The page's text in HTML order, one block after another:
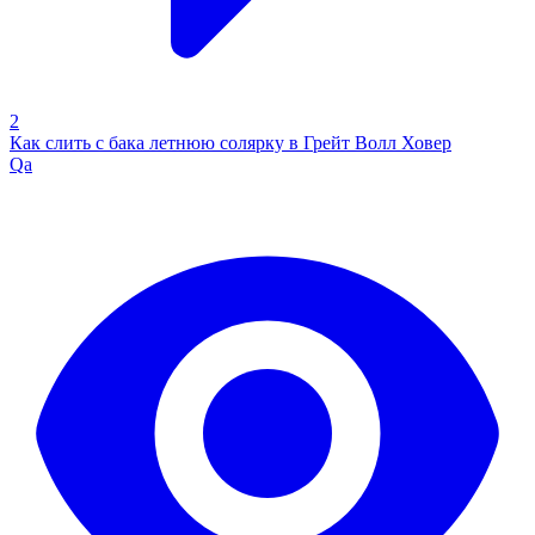
2
Как слить с бака летнюю солярку в Грейт Волл Ховер
Qa